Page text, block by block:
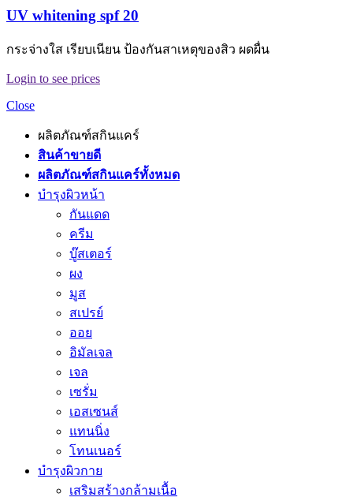
UV whitening spf 20
กระจ่างใส เรียบเนียน ป้องกันสาเหตุของสิว ผดผื่น
Login to see prices
Close
ผลิตภัณฑ์สกินแคร์
สินค้าขายดี
ผลิตภัณฑ์สกินแคร์ทั้งหมด
บำรุงผิวหน้า
กันแดด
ครีม
บู๊สเตอร์
ผง
มูส
สเปรย์
ออย
อิมัลเจล
เจล
เซรั่ม
เอสเซนส์
แทนนิ่ง
โทนเนอร์
บำรุงผิวกาย
เสริมสร้างกล้ามเนื้อ